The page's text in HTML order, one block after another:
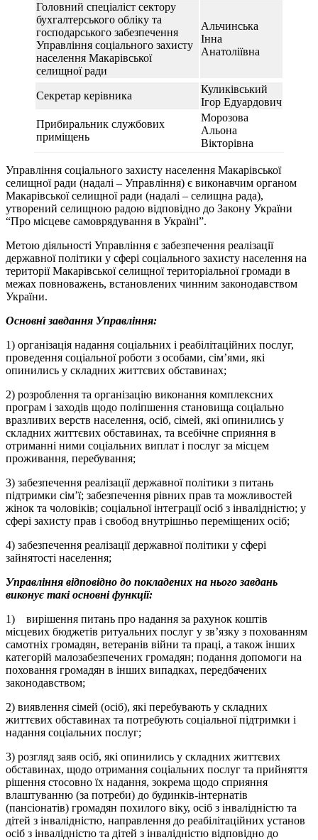
Головний спеціаліст сектору
бухгалтерського обліку та
господарського забезпечення
Управління соціального захисту
населення Макарівської
селищної ради
Альчинська
Інна
Анатоліївна
Секретар керівника
Куликівський
Ігор Едуардович
Прибиральник службових
приміщень
Морозова
Альона
Вікторівна
Управління соціального захисту населення Макарівської
селищної ради (надалі – Управління) є виконавчим органом
Макарівської селищної ради (надалі – селищна рада),
утворений селищною радою відповідно до Закону України
“Про місцеве самоврядування в Україні”.
Метою діяльності Управління є забезпечення реалізації
державної політики у сфері соціального захисту населення на
території Макарівської селищної територіальної громади в
межах повноважень, встановлених чинним законодавством
України.
Основні завдання Управління:
1) організація надання соціальних і реабілітаційних послуг,
проведення соціальної роботи з особами, сім’ями, які
опинились у складних життєвих обставинах;
2) розроблення та організацію виконання комплексних
програм і заходів щодо поліпшення становища соціально
вразливих верств населення, осіб, сімей, які опинились у
складних життєвих обставинах, та всебічне сприяння в
отриманні ними соціальних виплат і послуг за місцем
проживання, перебування;
3) забезпечення реалізації державної політики з питань
підтримки сім’ї; забезпечення рівних прав та можливостей
жінок та чоловіків; соціальної інтеграції осіб з інвалідністю; у
сфері захисту прав і свобод внутрішньо переміщених осіб;
4) забезпечення реалізації державної політики у сфері
зайнятості населення;
Управління відповідно до покладених на нього завдань
виконує такі основні функції:
1) вирішення питань про надання за рахунок коштів
місцевих бюджетів ритуальних послуг у зв’язку з похованням
самотніх громадян, ветеранів війни та праці, а також інших
категорій малозабезпечених громадян; подання допомоги на
поховання громадян в інших випадках, передбачених
законодавством;
2) виявлення сімей (осіб), які перебувають у складних
життєвих обставинах та потребують соціальної підтримки і
надання соціальних послуг;
3) розгляд заяв осіб, які опинились у складних життєвих
обставинах, щодо отримання соціальних послуг та прийняття
рішення стосовно їх надання, зокрема щодо сприяння
влаштуванню (за потреби) до будинків-інтернатів
(пансіонатів) громадян похилого віку, осіб з інвалідністю та
дітей з інвалідністю, направлення до реабілітаційних установ
осіб з інвалідністю та дітей з інвалідністю відповідно до